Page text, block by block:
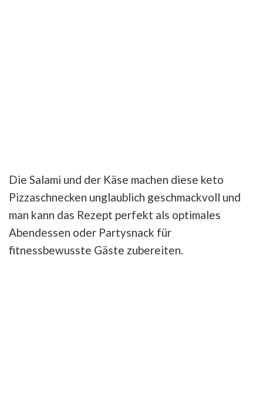
Die Salami und der Käse machen diese keto
Pizzaschnecken unglaublich geschmackvoll und
man kann das Rezept perfekt als optimales
Abendessen oder Partysnack für
fitnessbewusste Gäste zubereiten.